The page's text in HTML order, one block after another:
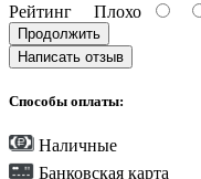
Рейтинг Плохо
Продолжить
Написать отзыв
Способы оплаты:
Наличные
Банковская карта